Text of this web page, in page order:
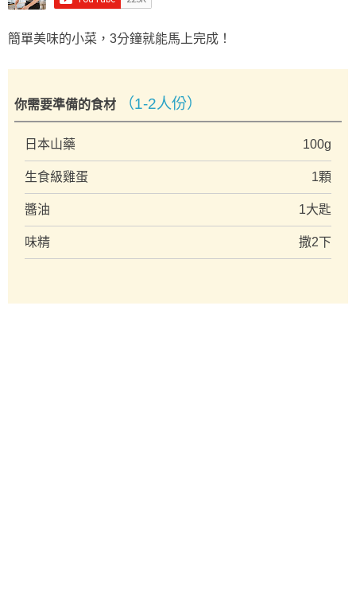
簡單美味的小菜，3分鐘就能馬上完成！
你需要準備的食材 （1-2人份）
日本山藥 100g
生食級雞蛋 1顆
醬油 1大匙
味精 撒2下